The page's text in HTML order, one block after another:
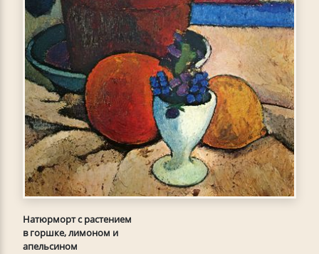
Натюрморт с растением
в горшке, лимоном и
апельсином